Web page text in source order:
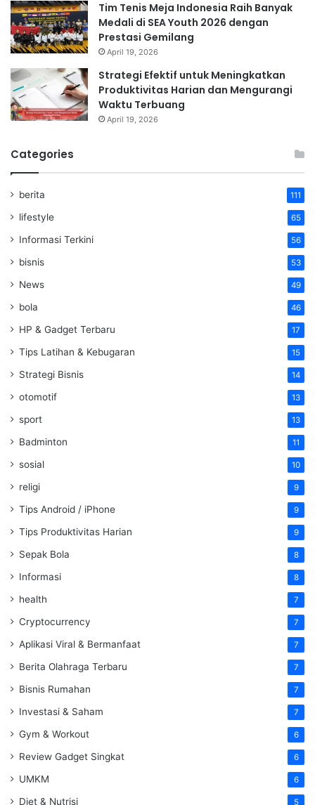
Tim Tenis Meja Indonesia Raih Banyak
Medali di SEA Youth 2026 dengan
Prestasi Gemilang
April 19, 2026
Strategi Efektif untuk Meningkatkan
Produktivitas Harian dan Mengurangi
Waktu Terbuang
April 19, 2026
Categories
berita 111
lifestyle 65
Informasi Terkini 56
bisnis 53
News 49
bola 46
HP & Gadget Terbaru 17
Tips Latihan & Kebugaran 15
Strategi Bisnis 14
otomotif 13
sport 13
Badminton 11
sosial 10
religi 9
Tips Android / iPhone 9
Tips Produktivitas Harian 9
Sepak Bola 8
Informasi 8
health 7
Cryptocurrency 7
Aplikasi Viral & Bermanfaat 7
Berita Olahraga Terbaru 7
Bisnis Rumahan 7
Investasi & Saham 7
Gym & Workout 6
Review Gadget Singkat 6
UMKM 6
Diet & Nutrisi 5